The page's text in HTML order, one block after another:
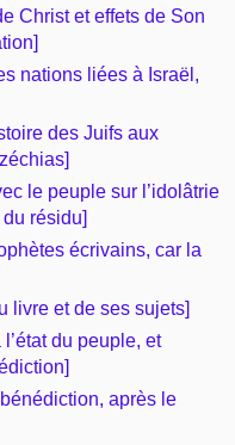
Christ et effets de Son
nations liées à Israël,
des Juifs aux
le peuple sur l’idolâtrie
résidu]
écrivains, car la
livre et de ses sujets]
du peuple, et
après le